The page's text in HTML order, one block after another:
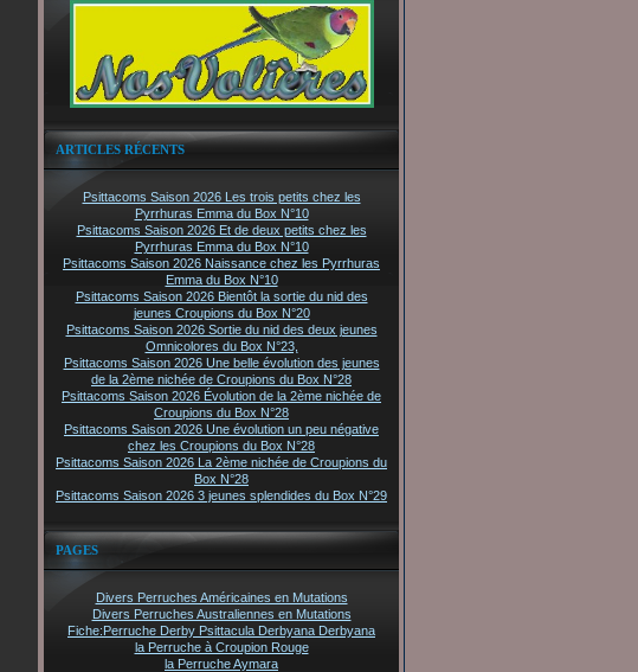
ARTICLES RÉCENTS
Psittacoms Saison 2026 Les trois petits chez les
Pyrrhuras Emma du Box N°10
Psittacoms Saison 2026 Et de deux petits chez les
Pyrrhuras Emma du Box N°10
Psittacoms Saison 2026 Naissance chez les Pyrrhuras
Emma du Box N°10
Psittacoms Saison 2026 Bientôt la sortie du nid des
jeunes Croupions du Box N°20
Psittacoms Saison 2026 Sortie du nid des deux jeunes
Omnicolores du Box N°23,
Psittacoms Saison 2026 Une belle évolution des jeunes
de la 2ème nichée de Croupions du Box N°28
Psittacoms Saison 2026 Évolution de la 2ème nichée de
Croupions du Box N°28
Psittacoms Saison 2026 Une évolution un peu négative
chez les Croupions du Box N°28
Psittacoms Saison 2026 La 2ème nichée de Croupions du
Box N°28
Psittacoms Saison 2026 3 jeunes splendides du Box N°29
PAGES
Divers Perruches Américaines en Mutations
Divers Perruches Australiennes en Mutations
Fiche:Perruche Derby Psittacula Derbyana Derbyana
la Perruche à Croupion Rouge
la Perruche Aymara